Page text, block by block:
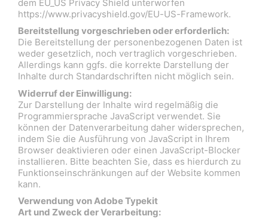
dem EU_US Privacy Shield unterworfen
https://www.privacyshield.gov/EU-US-Framework.
Bereitstellung vorgeschrieben oder erforderlich:
Die Bereitstellung der personenbezogenen Daten ist
weder gesetzlich, noch vertraglich vorgeschrieben.
Allerdings kann ggfs. die korrekte Darstellung der
Inhalte durch Standardschriften nicht möglich sein.
Widerruf der Einwilligung:
Zur Darstellung der Inhalte wird regelmäßig die
Programmiersprache JavaScript verwendet. Sie
können der Datenverarbeitung daher widersprechen,
indem Sie die Ausführung von JavaScript in Ihrem
Browser deaktivieren oder einen JavaScript-Blocker
installieren. Bitte beachten Sie, dass es hierdurch zu
Funktionseinschränkungen auf der Website kommen
kann.
Verwendung von Adobe Typekit
Art und Zweck der Verarbeitung: